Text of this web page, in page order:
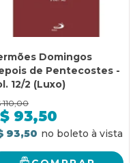
Domingos
de Pentecostes -
12/2 (Luxo)
110,00
93,50
93,50